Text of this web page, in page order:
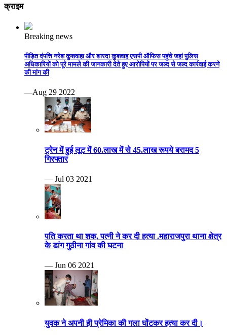
क्राइम
Breaking news
पीड़ित दंपत्ति नरेश कुशवाहा और शारदा कुशवाह एसपी ऑफिस पहुंचे जहां पुलिस
अधिकारियों को पूरे मामले की जानकारी देते हुए आरोपियों पर जल्द से जल्द कार्रवाई करने
की मांग की
—Aug 29 2022
ट्रेन में हुई लूट में 60.लाख में से 45.लाख रूपये बरामद 5
गिरफ्तार
— Jul 03 2021
पति करता था शक, पत्नी ने कर दी हत्या .महाराजपुरा थाना क्षेत्र
के डांग गुठीना गांव की घटना
— Jun 06 2021
युवक ने अपनी ही प्रेमिका की गला घोंटकर हत्या कर दी।